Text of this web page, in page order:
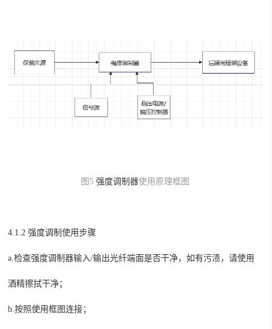
图5 强度调制器使用原理框图
4.1.2 强度调制使用步骤
a.检查强度调制器输入/输出光纤端面是否干净，如有污渍，请使用
酒精擦拭干净；
b.按照使用框图连接；